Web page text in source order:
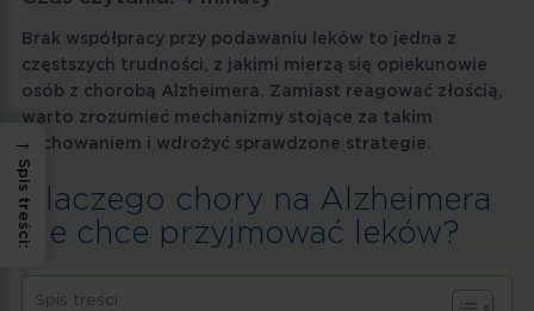
Brak współpracy przy podawaniu leków to jedna z
częstszych trudności, z jakimi mierzą się opiekunowie
osób z chorobą Alzheimera. Zamiast reagować złością,
warto zrozumieć mechanizmy stojące za takim
zachowaniem i wdrożyć sprawdzone strategie.
Dlaczego chory na Alzheimera
nie chce przyjmować leków?
Spis treści:
→
Spis treści: